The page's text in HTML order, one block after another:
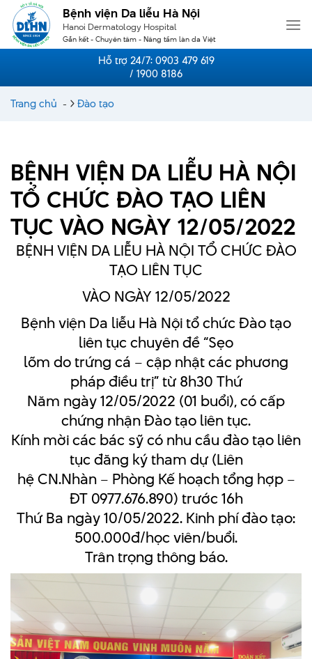
Skip
content
Bệnh viện Da liễu Hà Nội
Hanoi Dermatology Hospital
Gắn kết - Chuyên tâm - Nâng tầm làn da Việt
Hỗ trợ 24/7: 0903 479 619
/ 1900 8186
Trang chủ - Đào tạo
BỆNH VIỆN DA LIỄU HÀ NỘI
TỔ CHỨC ĐÀO TẠO LIÊN
TỤC VÀO NGÀY 12/05/2022
BỆNH VIỆN DA LIỄU HÀ NỘI TỔ CHỨC ĐÀO
TẠO LIÊN TỤC
VÀO NGÀY 12/05/2022
Bệnh viện Da liễu Hà Nội tổ chức Đào tạo
liên tục chuyên đề “Sẹo
lõm do trứng cá – cập nhật các phương
pháp điều trị” từ 8h30 Thứ
Năm ngày 12/05/2022 (01 buổi), có cấp
chứng nhận Đào tạo liên tục.
Kính mời các bác sỹ có nhu cầu đào tạo liên
tục đăng ký tham dự (Liên
hệ CN.Nhàn – Phòng Kế hoạch tổng hợp –
ĐT 0977.676.890) trước 16h
Thứ Ba ngày 10/05/2022. Kinh phí đào tạo:
500.000đ/học viên/buổi.
Trân trọng thông báo.